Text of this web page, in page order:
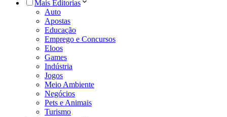
Mais Editorias
Auto
Apostas
Educação
Emprego e Concursos
Eloos
Games
Indústria
Jogos
Meio Ambiente
Negócios
Pets e Animais
Turismo